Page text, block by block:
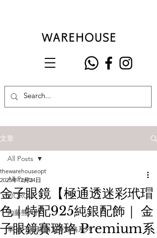
文章
All Posts
VIOROU
內藤熊八作
掌 金子眼鏡旗下賽璐珞系列
All Posts
金子眼鏡【極通透迷彩玳瑁
色｜特配925純銀配飾｜ 金
子眼鏡賽璐珞 Premium系
thewarehouseopt
2025年12月24日